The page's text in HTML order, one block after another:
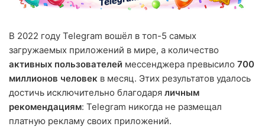
В 2022 году Telegram вошёл в топ-5 самых
загружаемых приложений в мире, а количество
активных пользователей мессенджера превысило 700
миллионов человек в месяц. Этих результатов удалось
достичь исключительно благодаря личным
рекомендациям: Telegram никогда не размещал
платную рекламу своих приложений.